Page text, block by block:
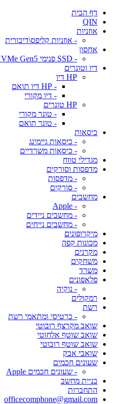
דף הבית
QIN
אוזניות
- אוזניות קליפס\דיבורית
אחסון
- SSD פנימי NVMe Gen5
דיו וטונרים
HP דיו
- HP דיו תואם
- דיו מקורי
HP טונרים
- טונר מקורי
- טונר תואם
כיסאות
- כיסאות גיימינג
- כיסאות משרדיים
מגדילי טווח
מדפסות וסורקים
- מדפסות
- סורקים
מחשבים
- Apple
- מחשבים ניידים
- מחשבים נייחים
מיקרופונים
מכונות קפה
מקרנים
משחקים
משרד
פלאפונים
- נוקיה
רמקולים
רשת
- כרטיסי ומתאמי רשת
שואב מקרצף רובוטי
שואב שוטף אלחוטי
שואב שוטף רובוטי
שואבי אבק
שעונים חכמים
- שעונים חכמים Apple
בניית מחשב
התחברות
officecomphone@gmail.com